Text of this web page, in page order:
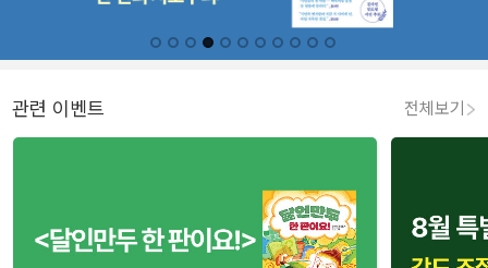
관련 이벤트 전체보기